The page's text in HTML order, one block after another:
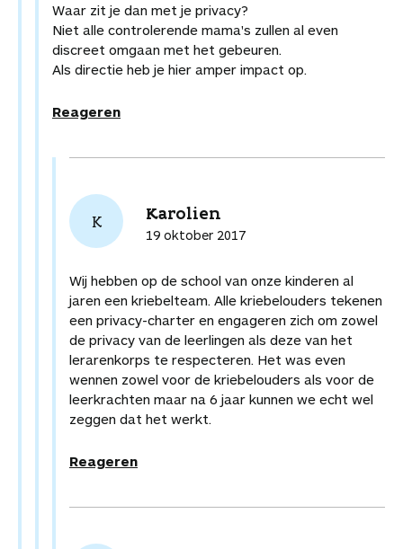
Waar zit je dan met je privacy?
Niet alle controlerende mama's zullen al even
discreet omgaan met het gebeuren.
Als directie heb je hier amper impact op.
Reageren
K Karolien
19 oktober 2017
Wij hebben op de school van onze kinderen al
jaren een kriebelteam. Alle kriebelouders tekenen
een privacy-charter en engageren zich om zowel
de privacy van de leerlingen als deze van het
lerarenkorps te respecteren. Het was even
wennen zowel voor de kriebelouders als voor de
leerkrachten maar na 6 jaar kunnen we echt wel
zeggen dat het werkt.
Reageren